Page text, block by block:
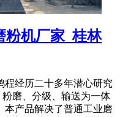
机厂家_桂林
经历二十多年潜心研究
磨、分级、输送为一体
本产品解决了普通工业磨